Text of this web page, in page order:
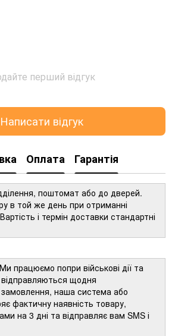
перший відгук
Написати відгук
Оплата Гарантія
поштомат або до дверей.
в той же день при отриманні
і термін доставки стандартні
працюємо попри військові дії та
щодня
наша система або
фактичну наявність товару,
на 3 дні та відправляє вам SMS і